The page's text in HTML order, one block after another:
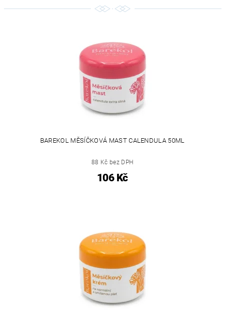
BAREKOL MĚSÍČKOVÁ MAST CALENDULA 50ML
88 Kč bez DPH
106 Kč